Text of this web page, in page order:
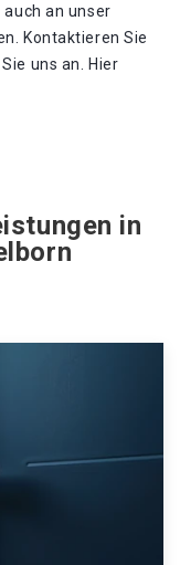
auch an unser
Kontaktieren Sie
uns an. Hier
in